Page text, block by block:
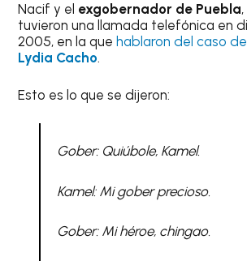
Nacif y el exgobernador de Puebla,
tuvieron una llamada telefónica en
2005, en la que hablaron del caso
Lydia Cacho.
Esto es lo que se dijeron:
Gober: Quiúbole, Kamel.
Kamel: Migoberprecioso.
Gober: Mi héroe, chingao.